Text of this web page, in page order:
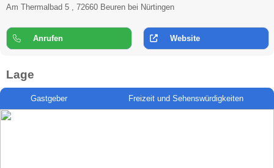
Am Thermalbad 5 , 72660 Beuren bei Nürtingen
Anrufen Website
Lage
Gastgeber Freizeit und Sehenswürdigkeiten